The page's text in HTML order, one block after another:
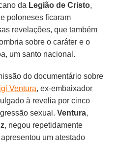
da Legião de Cristo,
poloneses ficaram
revelações, que também
sobre o caráter e o
um santo nacional.
do documentário sobre
Ventura, ex-embaixador
à revelia por cinco
sexual.Ventura,
, negou repetidamente
um atestado